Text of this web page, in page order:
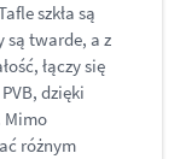
szkła są
twarde, a z
łączy się
dzięki
Mimo
różnym